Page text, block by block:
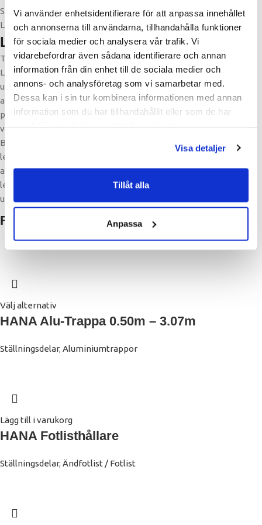
Vi använder enhetsidentifierare för att anpassa innehållet
och annonserna till användarna, tillhandahålla funktioner
för sociala medier och analysera vår trafik. Vi
vidarebefordrar även sådana identifierare och annan
information från din enhet till de sociala medier och
annons- och analysföretag som vi samarbetar med.
Dessa kan i sin tur kombinera informationen med annan
information som du har tillhandahållit eller som de har
Visa detaljer
Tillåt alla
Anpassa
Swish
Leasing
Leasing
Tillsammans med vår samarbetspartner erbjuder vi leasing.
Leasing är ett enkelt och förmånligt sätt att anskaffa utrustning
utan att binda kapital. Leasingavgiften är skattemässigt
avdragsgill, det vill säga den dras som en kostnad. Leasingtiden
påverkar endast resultaträkningen, eftersom utrustningen
vanligtvis inte tas upp som en tillgång i balansräkningen.
Budgeteringen och likviditetsplaneringen blir enklare då
leasingtagaren i förväg känner till leasingavgiften för hela
avtalstiden och att finansieringen är tryggad under hela
leasingperioden. När avtalstiden löper mot sitt slut köper ni ut
utrustningen till det förutbestämda restvärdet. ​
Relaterade produkter
Välj alternativ
HANA Alu-Trappa 0.50m – 3.07m
Ställningsdelar, Aluminiumtrappor
Lägg till i varukorg
HANA Fotlisthållare
Ställningsdelar, Ändfotlist / Fotlist